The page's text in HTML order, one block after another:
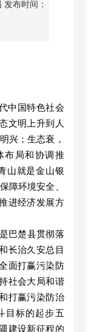
发布时间：
中国特色社会
文明上升到人
兴；生态衰 ，
布局和协调推
山就是金山银
障环境安全、
进经济发展方
巴楚县贯彻落
长治久安总目
面打赢污染防
社会大局和谐
打赢污染防治
目标的起步五
建设新征程的